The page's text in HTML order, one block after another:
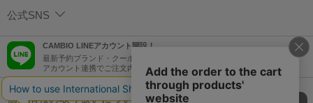
公式SNS
CAMBIO LINEアカウント開設！
最新予約ブランド・クーポン情報などを配信！
アカウント連携でご注文内容をLINEでも確認可能！
個人情報の取り扱いについて